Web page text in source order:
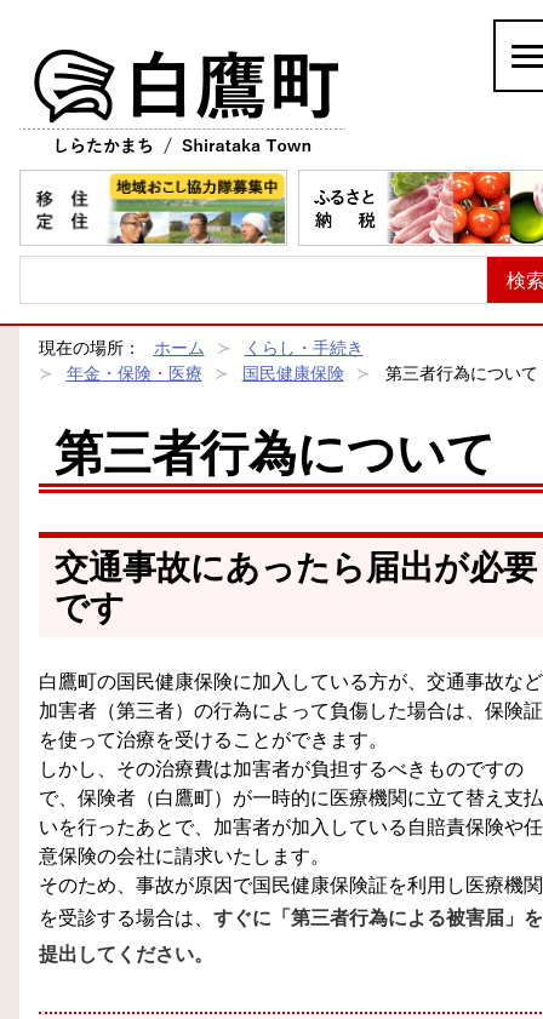
現在の場所： ホーム
くらし・手続き
年金・保険・医療
国民健康保険 第三者行為について
第三者行為について
交通事故にあったら届出が必要
です
白鷹町の国民健康保険に加入している方が、交通事故など
加害者（第三者）の行為によって負傷した場合は、保険証
を使って治療を受けることができます。
しかし、その治療費は加害者が負担するべきものですの
で、保険者（白鷹町）が一時的に医療機関に立て替え支払
いを行ったあとで、加害者が加入している自賠責保険や任
意保険の会社に請求いたします。
そのため、事故が原因で国民健康保険証を利用し医療機関
を受診する場合は、 すぐに「第三者行為による被害届」を
提出してください。